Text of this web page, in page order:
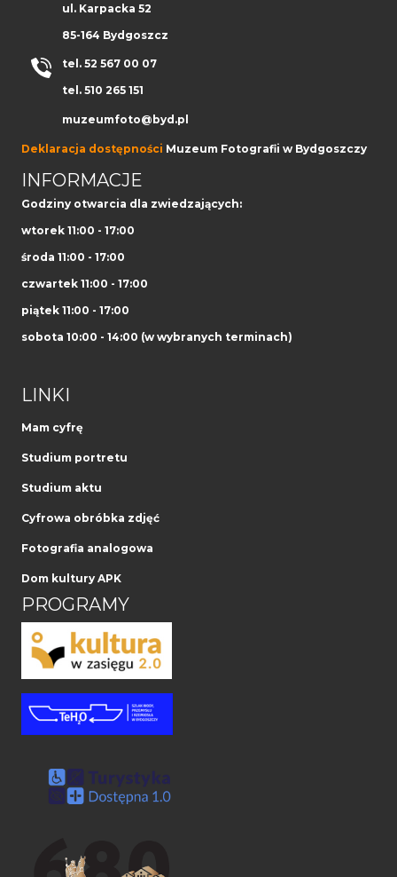
ul. Karpacka 52
85-164 Bydgoszcz
tel. 52 567 00 07
tel. 510 265 151
muzeumfoto@byd.pl
Deklaracja dostępności Muzeum Fotografii w Bydgoszczy
INFORMACJE
Godziny otwarcia dla zwiedzających:
wtorek 11:00 - 17:00
środa 11:00 - 17:00
czwartek 11:00 - 17:00
piątek 11:00 - 17:00
sobota 10:00 - 14:00 (w wybranych terminach)
LINKI
Mam cyfrę
Studium portretu
Studium aktu
Cyfrowa obróbka zdjęć
Fotografia analogowa
Dom kultury APK
PROGRAMY